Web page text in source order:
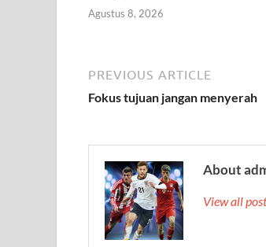
Agustus 8, 2026
PREVIOUS ARTICLE
Fokus tujuan jangan menyerah
About
View all